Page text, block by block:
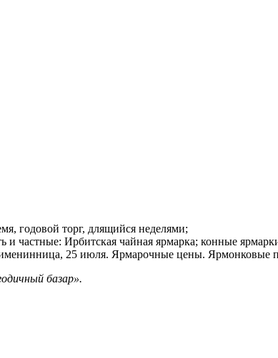
годовой торг, длящийся неделями;
частные: Ирбитская чайная ярмарка; конные
25 июля. Ярмарочные цены. Ярмонковые
базар».